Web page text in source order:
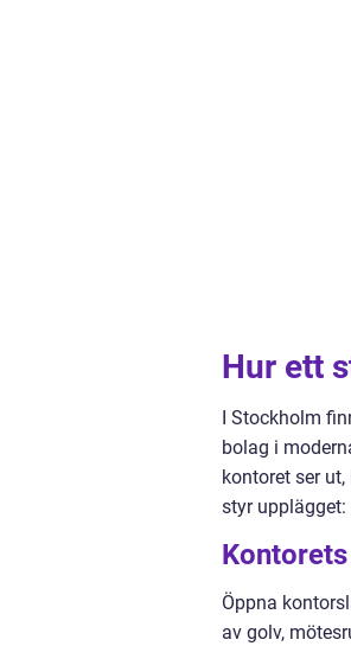
Hur ett
I Stockholm
bolag i
kontoret ser
styr upplägget:
Öppna
av golv,